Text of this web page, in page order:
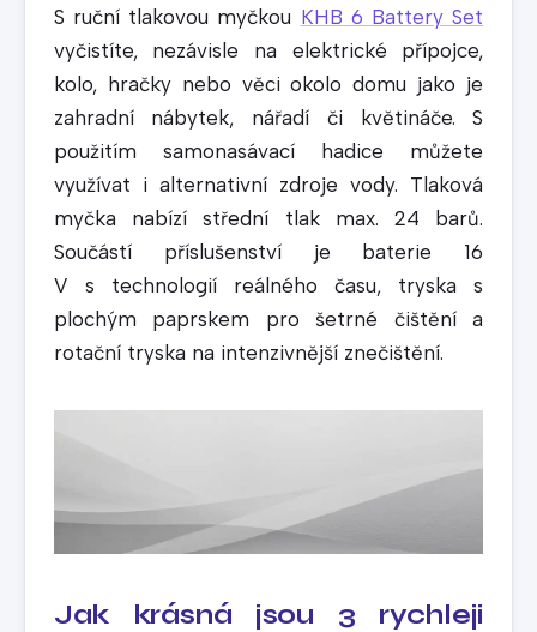
S ruční tlakovou myčkou KHB 6 Battery Set
vyčistíte, nezávisle na elektrické přípojce,
kolo, hračky nebo věci okolo domu jako je
zahradní nábytek, nářadí či květináče. S
použitím samonasávací hadice můžete
využívat i alternativní zdroje vody. Tlaková
myčka nabízí střední tlak max. 24 barů.
Součástí příslušenství je baterie 16
V s technologií reálného času, tryska s
plochým paprskem pro šetrné čištění a
rotační tryska na intenzivnější znečištění.
Jak krásná jsou 3 rychleji